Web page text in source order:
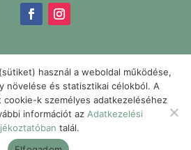
használ a weboldal működése,
növelése és statisztikai célokból. A
cookie-k személyes adatkezeléséhez
információt az Adatkezelési
talál.